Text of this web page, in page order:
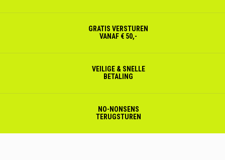
GRATIS VERSTUREN
VANAF € 50,-
VEILIGE & SNELLE
BETALING
NO-NONSENS
TERUGSTUREN